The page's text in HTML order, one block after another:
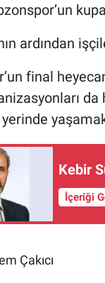
ardından
final
da
yaşamak
Kebir
İçeriği
Çakıcı